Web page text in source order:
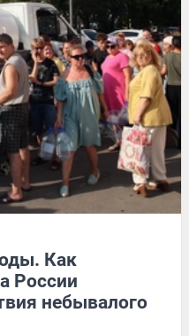
Как
России
небывалого